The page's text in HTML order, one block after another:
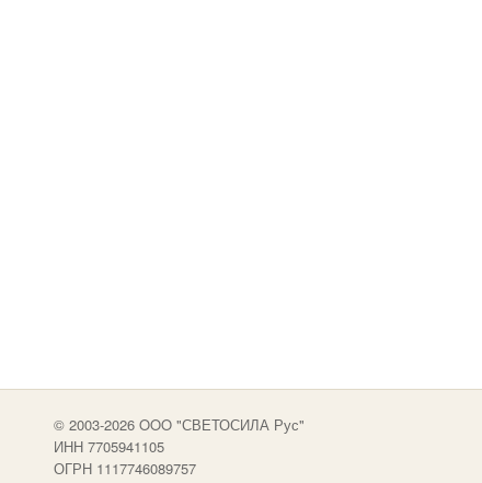
© 2003-2026 OOO "СВЕТОСИЛА Рус"
ИНН 7705941105
ОГРН 1117746089757